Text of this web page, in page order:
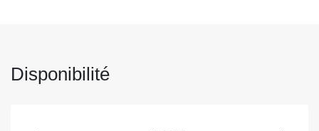
Disponibilité